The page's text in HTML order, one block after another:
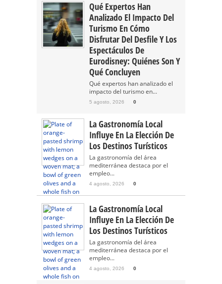
Qué Expertos Han
Analizado El Impacto Del
Turismo En Cómo
Disfrutar Del Desfile Y Los
Espectáculos De
Eurodisney: Quiénes Son Y
Qué Concluyen
Qué expertos han analizado el
impacto del turismo en...
5 agosto, 2026 0
La Gastronomía Local
Influye En La Elección De
Los Destinos Turísticos
La gastronomía del área
mediterránea destaca por el
empleo...
4 agosto, 2026 0
La Gastronomía Local
Influye En La Elección De
Los Destinos Turísticos
La gastronomía del área
mediterránea destaca por el
empleo...
4 agosto, 2026 0